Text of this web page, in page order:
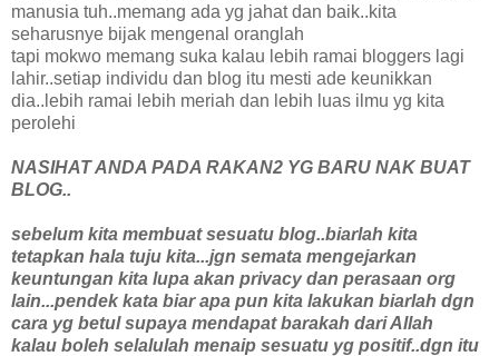
manusia tuh..memang ada yg jahat dan baik..kita
seharusnye bijak mengenal oranglah
tapi mokwo memang suka kalau lebih ramai bloggers lagi
lahir..setiap individu dan blog itu mesti ade keunikkan
dia..lebih ramai lebih meriah dan lebih luas ilmu yg kita
perolehi
NASIHAT ANDA PADA RAKAN2 YG BARU NAK BUAT
BLOG..
sebelum kita membuat sesuatu blog..biarlah kita
tetapkan hala tuju kita...jgn semata mengejarkan
keuntungan kita lupa akan privacy dan perasaan org
lain...pendek kata biar apa pun kita lakukan biarlah dgn
cara yg betul supaya mendapat barakah dari Allah
kalau boleh selalulah menaip sesuatu yg positif..dgn itu